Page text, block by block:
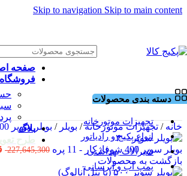
Skip to navigation Skip to main content
دسته بندی محصولات
تجهیزات موتورخانه
انواع پکیج و رادیاتور
شیرآلات بهداشتی
پمپ آب و آبرسانی
صفحه
فروشگاه
بلاگ
طرح
خانه/ تجهیزات موتورخانه/ بویلر/ بویلر سوپر 400
بویلر سوپر 400 شوفاژکار - 11 پره 227,645,300
بازگشت به محصولات